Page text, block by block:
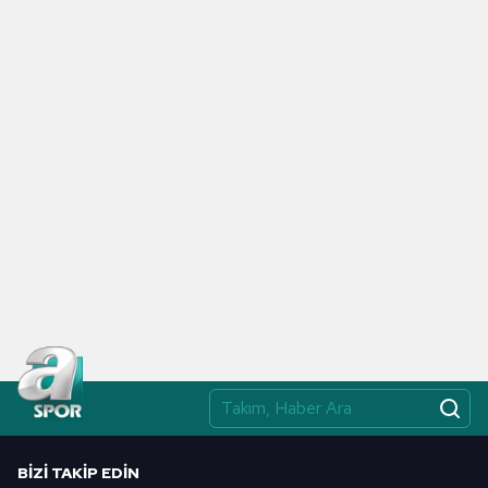
BIZI TAKIP EDIN